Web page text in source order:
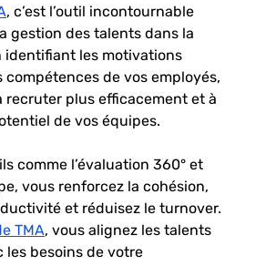
, c’est l’outil incontournable
gestion des talents dans la
identifiant les motivations
compétences de vos employés,
recruter plus efficacement et à
de vos équipes.
comme l’évaluation 360° et
vous renforcez la cohésion,
et réduisez le turnover.
TMA, vous alignez les talents
les besoins de votre